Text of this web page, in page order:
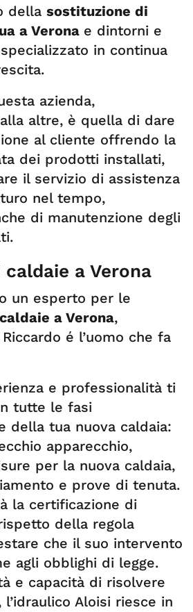
della sostituzione di
a Verona e dintorni e
in continua
azienda,
altre, è quella di dare
al cliente offrendo la
dei prodotti installati,
il servizio di assistenza
nel tempo,
di manutenzione degli
a Verona
un esperto per le
a Verona,
é l’uomo che fa
e professionalità ti
tutte le fasi
della tua nuova caldaia:
apparecchio,
per la nuova caldaia,
e prove di tenuta.
la certificazione di
della regola
che il suo intervento
agli obblighi di legge.
e capacità di risolvere
Aloisi riesce in